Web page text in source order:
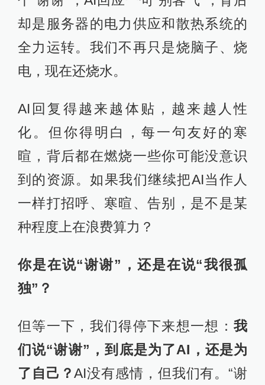
却是服务器的电力供应和散热系统的
全力运转。我们不再只是烧脑子、烧
电，现在还烧水。
AI回复得越来越体贴，越来越人性
化。但你得明白，每一句友好的寒
暄，背后都在燃烧一些你可能没意识
到的资源。如果我们继续把AI当作人
一样打招呼、寒暄、告别，是不是某
种程度上在浪费算力？
你是在说“谢谢”，还是在说“我很孤
独”？
但等一下，我们得停下来想一想：我
们说“谢谢”，到底是为了AI，还是为
了自己？AI没有感情，但我们有。“谢